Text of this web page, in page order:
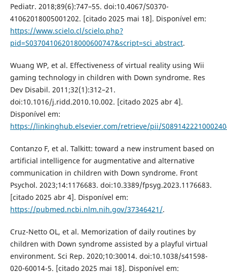
Pediatr. 2018;89(6):747–55. doi:10.4067/S0370-
41062018005001202. [citado 2025 mai 18]. Disponível em:
https://www.scielo.cl/scielo.php?
pid=S037041062018000600747&script=sci_abstract.
Wuang WP, et al. Effectiveness of virtual reality using Wii
gaming technology in children with Down syndrome. Res
Dev Disabil. 2011;32(1):312–21.
doi:10.1016/j.ridd.2010.10.002. [citado 2025 abr 4].
Disponível em:
https://linkinghub.elsevier.com/retrieve/pii/
Contanzo F, et al. Talkitt: toward a new instrument based on
artificial intelligence for augmentative and alternative
communication in children with Down syndrome. Front
Psychol. 2023;14:1176683. doi:10.3389/fpsyg.2023.1176683.
[citado 2025 abr 4]. Disponível em:
https://pubmed.ncbi.nlm.nih.gov/37346421/.
Cruz-Netto OL, et al. Memorization of daily routines by
children with Down syndrome assisted by a playful virtual
environment. Sci Rep. 2020;10:30014. doi:10.1038/s41598-
020-60014-5. [citado 2025 mai 18]. Disponível em: